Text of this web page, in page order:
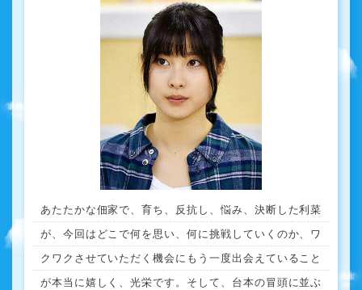
あたたかな佃家で、育ち、反抗し、悩み、決断した利菜
が、今回はどこで何を思い、何に挑戦していくのか、ワ
クワクさせていただく機会にもう一度出会えていること
が本当に嬉しく、光栄です。そして、台本の冒頭に並ぶ